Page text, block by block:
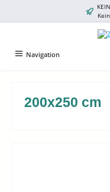
Navigation
200x250 cm